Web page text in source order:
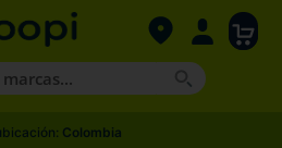
Colombia